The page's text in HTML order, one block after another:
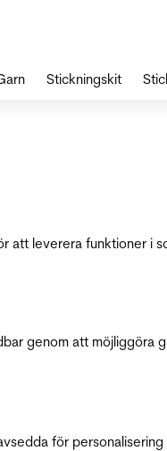
att leverera funktioner
genom att
för
Stickningskit